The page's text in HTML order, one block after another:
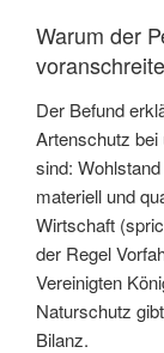
Warum der
Der Befund
Artenschutz
sind:
materiell und
Wirtschaft
der Regel
Vereinigten
Naturschutz
Bilanz.